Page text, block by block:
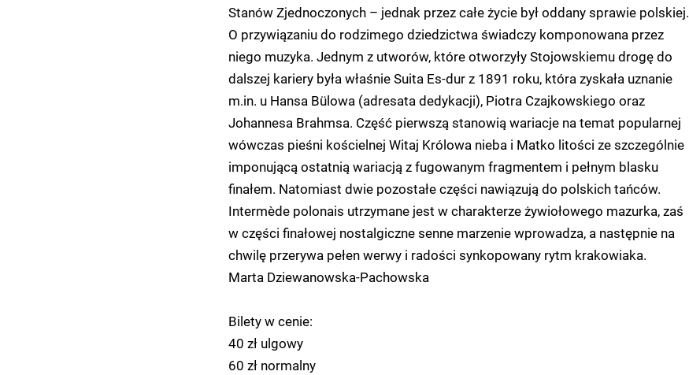
Stanów Zjednoczonych – jednak przez całe życie był oddany sprawie polskiej.
O przywiązaniu do rodzimego dziedzictwa świadczy komponowana przez
niego muzyka. Jednym z utworów, które otworzyły Stojowskiemu drogę do
dalszej kariery była właśnie Suita Es-dur z 1891 roku, która zyskała uznanie
m.in. u Hansa Bülowa (adresata dedykacji), Piotra Czajkowskiego oraz
Johannesa Brahmsa. Część pierwszą stanowią wariacje na temat popularnej
wówczas pieśni kościelnej Witaj Królowa nieba i Matko litości ze szczególnie
imponującą ostatnią wariacją z fugowanym fragmentem i pełnym blasku
finałem. Natomiast dwie pozostałe części nawiązują do polskich tańców.
Intermède polonais utrzymane jest w charakterze żywiołowego mazurka, zaś
w części finałowej nostalgiczne senne marzenie wprowadza, a następnie na
chwilę przerywa pełen werwy i radości synkopowany rytm krakowiaka.
Marta Dziewanowska-Pachowska
Bilety w cenie:
40 zł ulgowy
60 zł normalny